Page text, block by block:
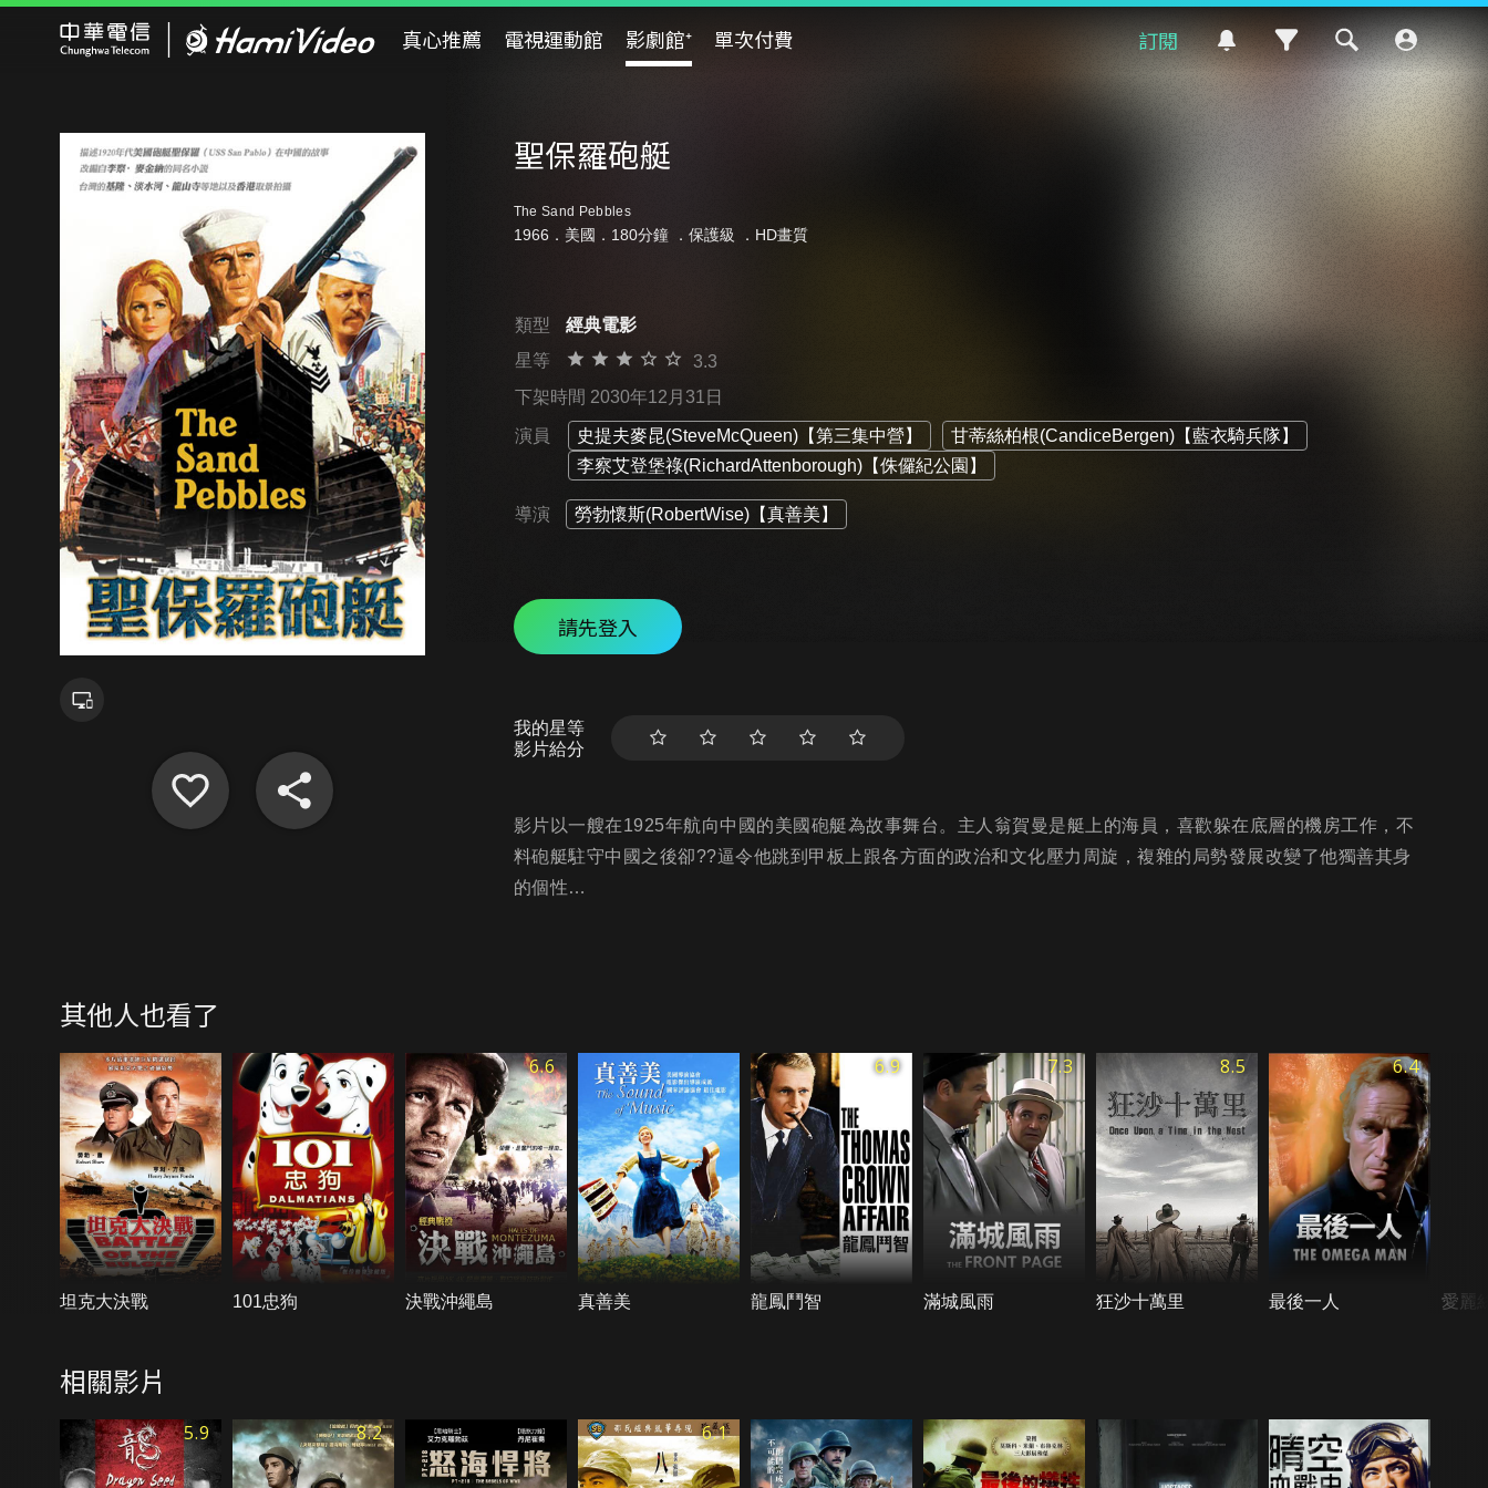
真心推薦 電視運動館 影劇館⁺ 單次付費 訂閱
聖保羅砲艇
The Sand Pebbles
1966．美國．180分鐘 ． 保護級 ．HD畫質
類型
經典電影
星等
3.3
下架時間 2030年12月31日
演員 史提夫麥昆(SteveMcQueen)【第三集中營】
甘蒂絲柏根(CandiceBergen)【藍衣騎兵隊】
李察艾登堡祿(RichardAttenborough)【侏儸紀公園】
導演 勞勃懷斯(RobertWise)【真善美】
請先登入
我的星等
影片給分
影片以一艘在1925年航向中國的美國砲艇為故事舞台。主人翁賀曼是艇上的海員，喜歡躲在底層的機房工作，不
料砲艇駐守中國之後卻??逼令他跳到甲板上跟各方面的政治和文化壓力周旋，複雜的局勢發展改變了他獨善其身
的個性…
其他人也看了
坦克大決戰 101忠狗
6.6
決戰沖繩島 真善美
6.9
龍鳳鬥智
7.3
滿城風雨
8.5
狂沙十萬里
6.4
最後一人 愛麗
相關影片
5.9 8.2 6.1